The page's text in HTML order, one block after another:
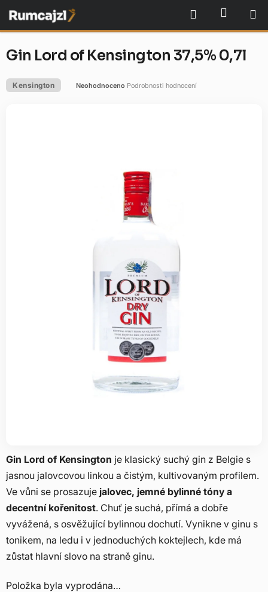
na
obsah
Hledat
Gin Lord of Kensington je klasický suchý gin z Belgie s
jasnou jalovcovou linkou a čistým, kultivovaným profilem.
Ve vůni se prosazuje jalovec, jemné bylinné tóny a
decentní kořenitost. Chuť je suchá, přímá a dobře
vyvážená, s osvěžující bylinnou dochutí. Vynikne v ginu s
tonikem, na ledu i v jednoduchých koktejlech, kde má
zůstat hlavní slovo na straně ginu.
Položka byla vyprodána…
Gin Lord of Kensington 37,5% 0,7l
Kensington Neohodnoceno Podrobnosti hodnocení